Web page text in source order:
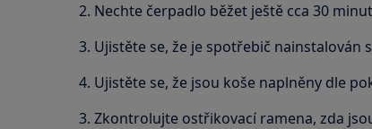
2. Nechte čerpadlo běžet ještě cca 30
3. Ujistěte se, že je spotřebič nainstalován
4. Ujistěte se, že jsou koše naplněny dle
3. Zkontrolujte ostřikovací ramena, zda